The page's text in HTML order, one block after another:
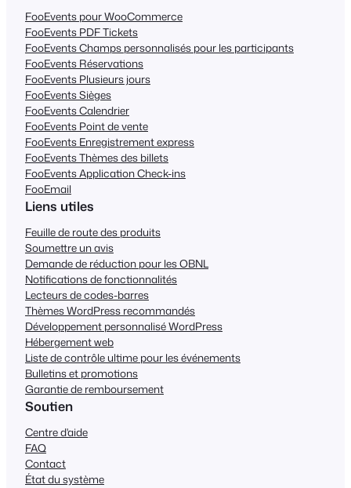
FooEvents pour WooCommerce
FooEvents PDF Tickets
FooEvents Champs personnalisés pour les participants
FooEvents Réservations
FooEvents Plusieurs jours
FooEvents Sièges
FooEvents Calendrier
FooEvents Point de vente
FooEvents Enregistrement express
FooEvents Thèmes des billets
FooEvents Application Check-ins
FooEmail
Liens utiles
Feuille de route des produits
Soumettre un avis
Demande de réduction pour les OBNL
Notifications de fonctionnalités
Lecteurs de codes-barres
Thèmes WordPress recommandés
Développement personnalisé WordPress
Hébergement web
Liste de contrôle ultime pour les événements
Bulletins et promotions
Garantie de remboursement
Soutien
Centre d'aide
FAQ
Contact
État du système